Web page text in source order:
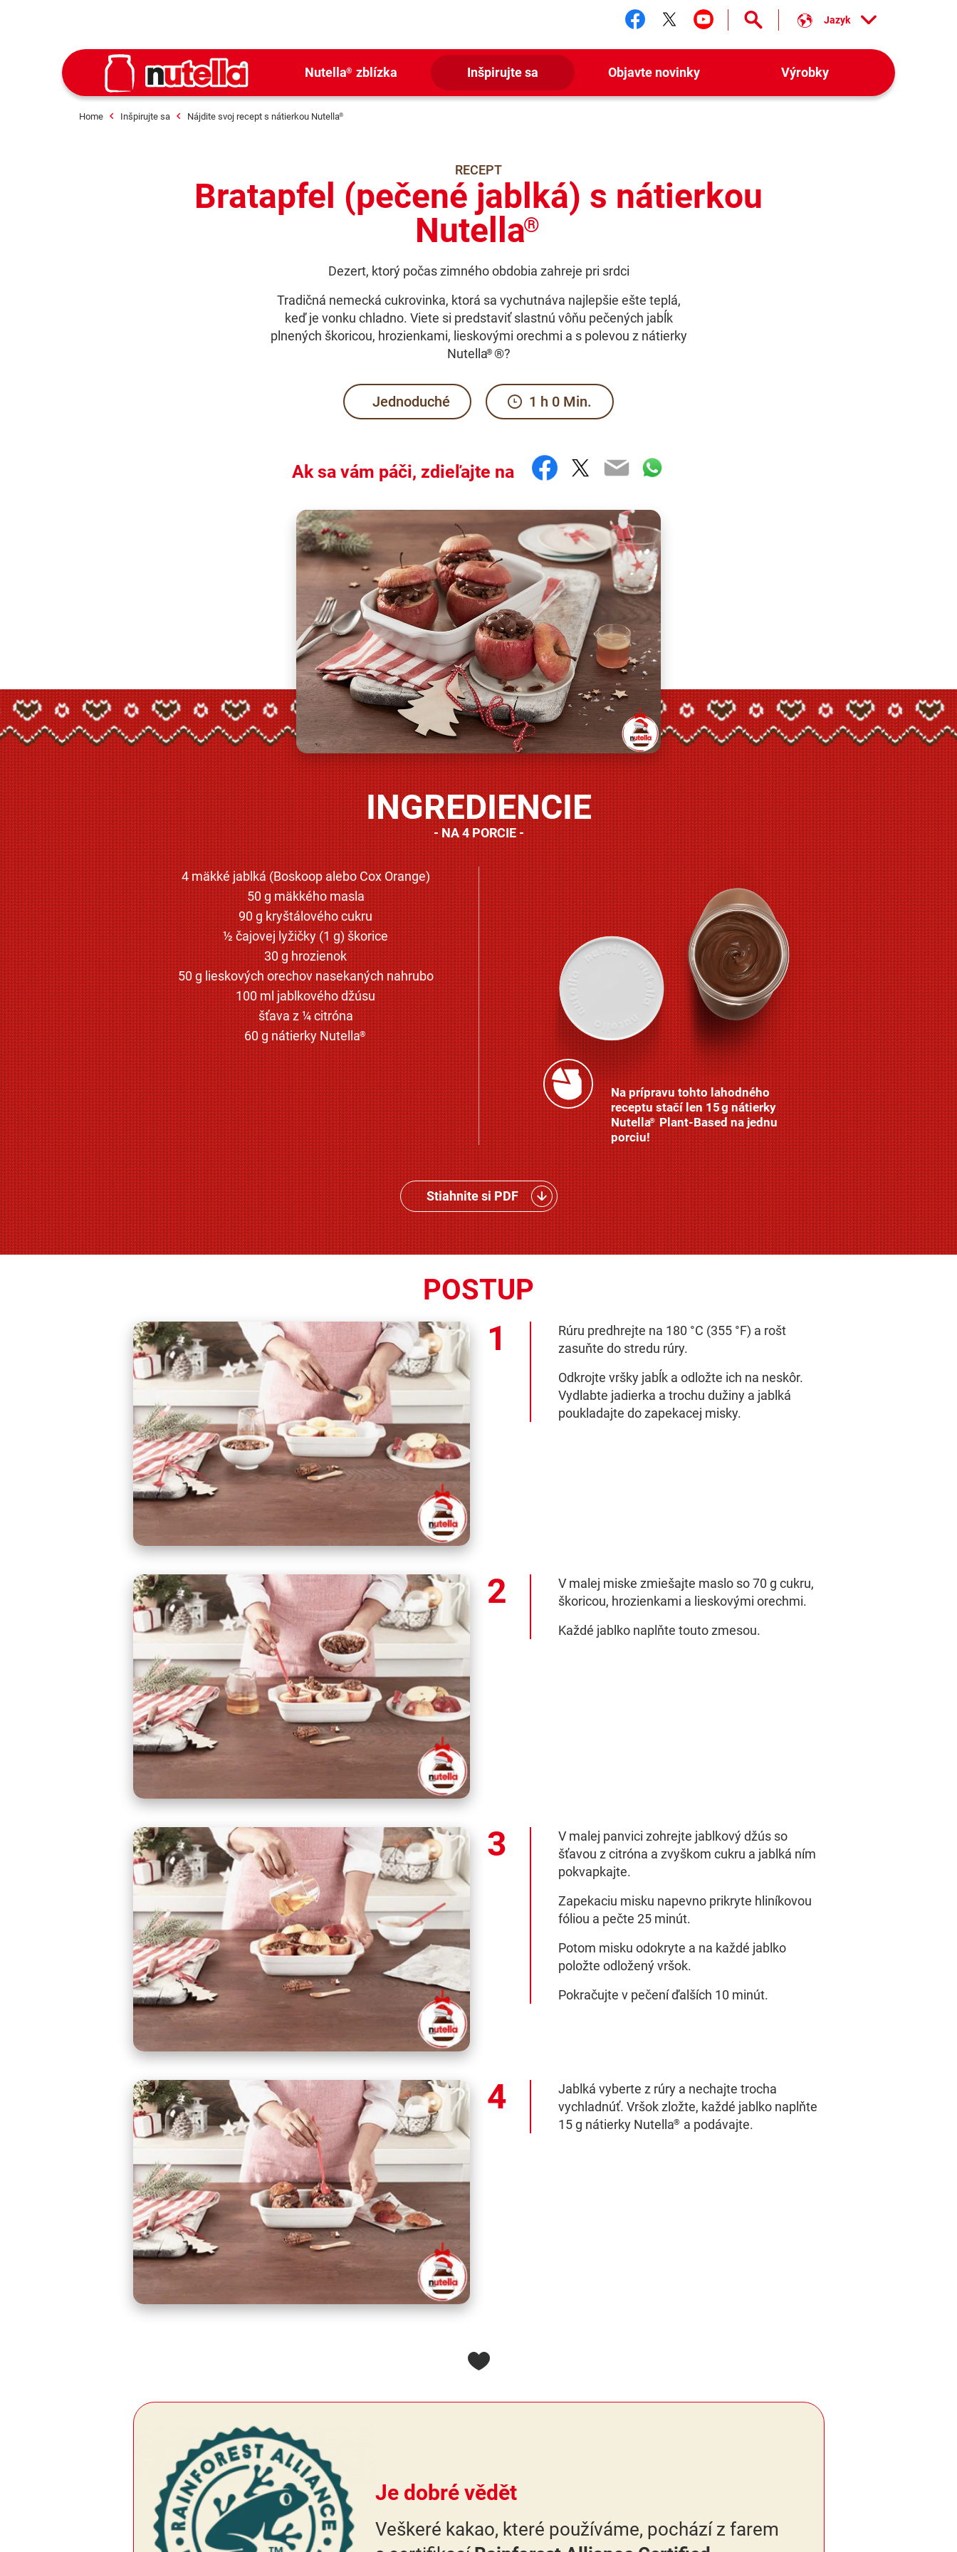
Sledujte nás facebook
Sledujte nás twitter
Sledujte nás youtube
Jazyk
Nutella® zblízka Inšpirujte sa Objavte novinky Výrobky
Home Inšpirujte sa Nájdite svoj recept s nátierkou Nutella®
RECEPT
Bratapfel (pečené jablká) s nátierkou
Nutella®
Dezert, ktorý počas zimného obdobia zahreje pri srdci
Tradičná nemecká cukrovinka, ktorá sa vychutnáva najlepšie ešte teplá,
keď je vonku chladno. Viete si predstaviť slastnú vôňu pečených jabĺk
plnených škoricou, hrozienkami, lieskovými orechmi a s polevou z nátierky
Nutella® ®?
Jednoduché 1 h 0 Min.
Ak sa vám páči, zdieľajte na Facebook
Twitter
EmailWhatsApp
INGREDIENCIE
NA 4 PORCIE
4 mäkké jablká (Boskoop alebo Cox Orange)
50 g mäkkého masla
90 g kryštálového cukru
½ čajovej lyžičky (1 g) škorice
30 g hrozienok
50 g lieskových orechov nasekaných nahrubo
100 ml jablkového džúsu
šťava z ¼ citróna
60 g nátierky Nutella®
Na prípravu tohto lahodného
receptu stačí len 15 g nátierky
Nutella®Plant-Based na jednu
porciu!
Stiahnite si PDF
POSTUP
Rúru predhrejte na 180 °C (355 °F) a rošt
zasuňte do stredu rúry.
Odkrojte vršky jabĺk a odložte ich na neskôr.
Vydlabte jadierka a trochu dužiny a jablká
poukladajte do zapekacej misky.
V malej miske zmiešajte maslo so 70 g cukru,
škoricou, hrozienkami a lieskovými orechmi.
Každé jablko naplňte touto zmesou.
V malej panvici zohrejte jablkový džús so
šťavou z citróna a zvyškom cukru a jablká ním
pokvapkajte.
Zapekaciu misku napevno prikryte hliníkovou
fóliou a pečte 25 minút.
Potom misku odokryte a na každé jablko
položte odložený vršok.
Pokračujte v pečení ďalších 10 minút.
Jablká vyberte z rúry a nechajte trocha
vychladnúť. Vršok zložte, každé jablko naplňte
15 g nátierky Nutella® a podávajte.
Je dobré vědět
Veškeré kakao, které používáme, pochází z farem